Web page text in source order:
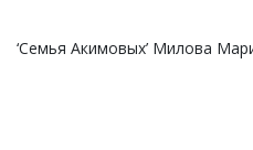
‘Семья Акимовых’ Милова